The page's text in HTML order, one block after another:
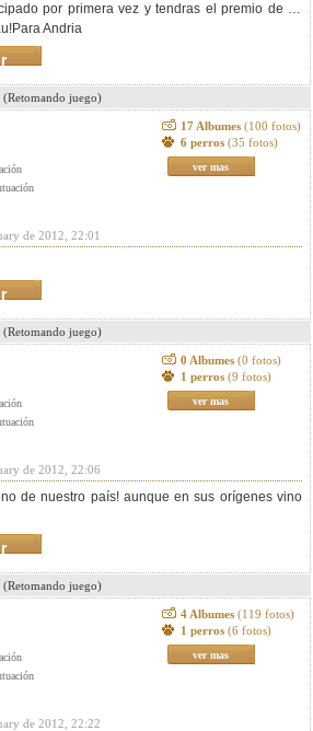
por primera vez y tendras el premio de mi
Andria
juego)
17 Albumes (100 fotos)
6 perros (35 fotos)
ver mas
de 2012, 22:01
juego)
0 Albumes (0 fotos)
1 perros (9 fotos)
ver mas
de 2012, 22:06
de nuestro país! aunque en sus orígenes vino
juego)
4 Albumes (119 fotos)
1 perros (6 fotos)
ver mas
de 2012, 22:22